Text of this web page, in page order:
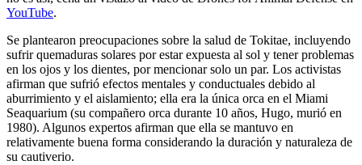
YouTube.
Se plantearon preocupaciones sobre la salud de Tokitae, incluyendo
sufrir quemaduras solares por estar expuesta al sol y tener problemas
en los ojos y los dientes, por mencionar solo un par. Los activistas
afirman que sufrió efectos mentales y conductuales debido al
aburrimiento y el aislamiento; ella era la única orca en el Miami
Seaquarium (su compañero orca durante 10 años, Hugo, murió en
1980). Algunos expertos afirman que ella se mantuvo en
relativamente buena forma considerando la duración y naturaleza de
su cautiverio.